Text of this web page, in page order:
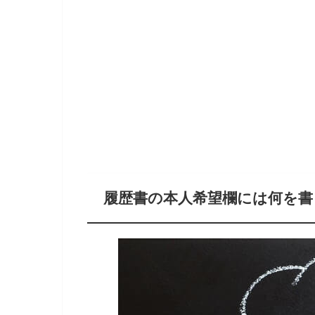
履歴書の本人希望欄には何を